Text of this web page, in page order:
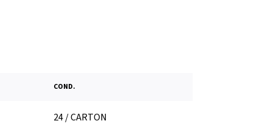
COND.
24 / CARTON